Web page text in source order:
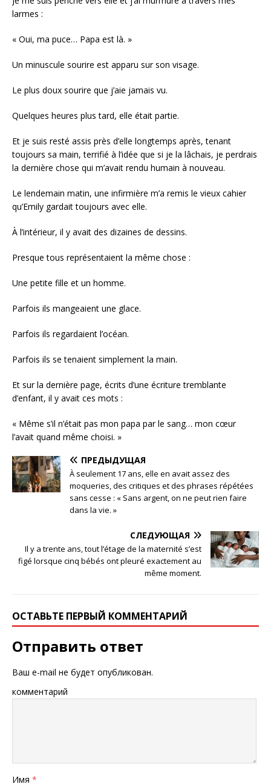
larmes :
« Oui, ma puce… Papa est là. »
Un minuscule sourire est apparu sur son visage.
Le plus doux sourire que j’aie jamais vu.
Quelques heures plus tard, elle était partie.
Et je suis resté assis près d’elle longtemps après, tenant
toujours sa main, terrifié à l’idée que si je la lâchais, je perdrais
la dernière chose qui m’avait rendu humain à nouveau.
Le lendemain matin, une infirmière m’a remis le vieux cahier
qu’Emily gardait toujours avec elle.
À l’intérieur, il y avait des dizaines de dessins.
Presque tous représentaient la même chose :
Une petite fille et un homme.
Parfois ils mangeaient une glace.
Parfois ils regardaient l’océan.
Parfois ils se tenaient simplement la main.
Et sur la dernière page, écrits d’une écriture tremblante
d’enfant, il y avait ces mots :
« Même s’il n’était pas mon papa par le sang… mon cœur
l’avait quand même choisi. »
ПРЕДЫДУЩАЯ
À seulement 17 ans, elle en avait assez des
moqueries, des critiques et des phrases répétées
sans cesse : « Sans argent, on ne peut rien faire
dans la vie. »
СЛЕДУЮЩАЯ
Il y a trente ans, tout l’étage de la maternité s’est
figé lorsque cinq bébés ont pleuré exactement au
même moment.
ОСТАВЬТЕ ПЕРВЫЙ КОММЕНТАРИЙ
Отправить ответ
Ваш e-mail не будет опубликован.
комментарий
Имя *